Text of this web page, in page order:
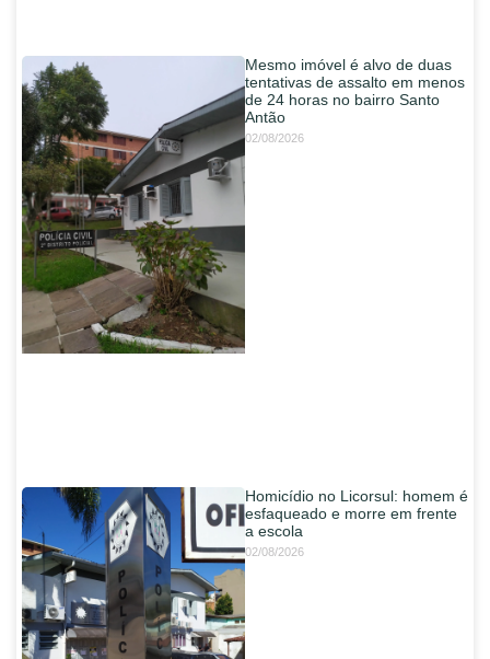
Mesmo imóvel é alvo de duas
tentativas de assalto em menos
de 24 horas no bairro Santo
Antão
02/08/2026
Homicídio no Licorsul: homem é
esfaqueado e morre em frente
a escola
02/08/2026